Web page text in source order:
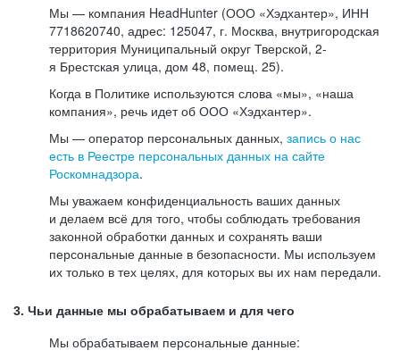
Мы — компания HeadHunter (ООО «Хэдхантер», ИНН
7718620740, адрес: 125047, г. Москва, внутригородская
территория Муниципальный округ Тверской, 2-
я Брестская улица, дом 48, помещ. 25).
Когда в Политике используются слова «мы», «наша
компания», речь идет об ООО «Хэдхантер».
Мы — оператор персональных данных, запись о нас
есть в Реестре персональных данных на сайте
Роскомнадзора.
Мы уважаем конфиденциальность ваших данных
и делаем всё для того, чтобы соблюдать требования
законной обработки данных и сохранять ваши
персональные данные в безопасности. Мы используем
их только в тех целях, для которых вы их нам передали.
3. Чьи данные мы обрабатываем и для чего
Мы обрабатываем персональные данные: